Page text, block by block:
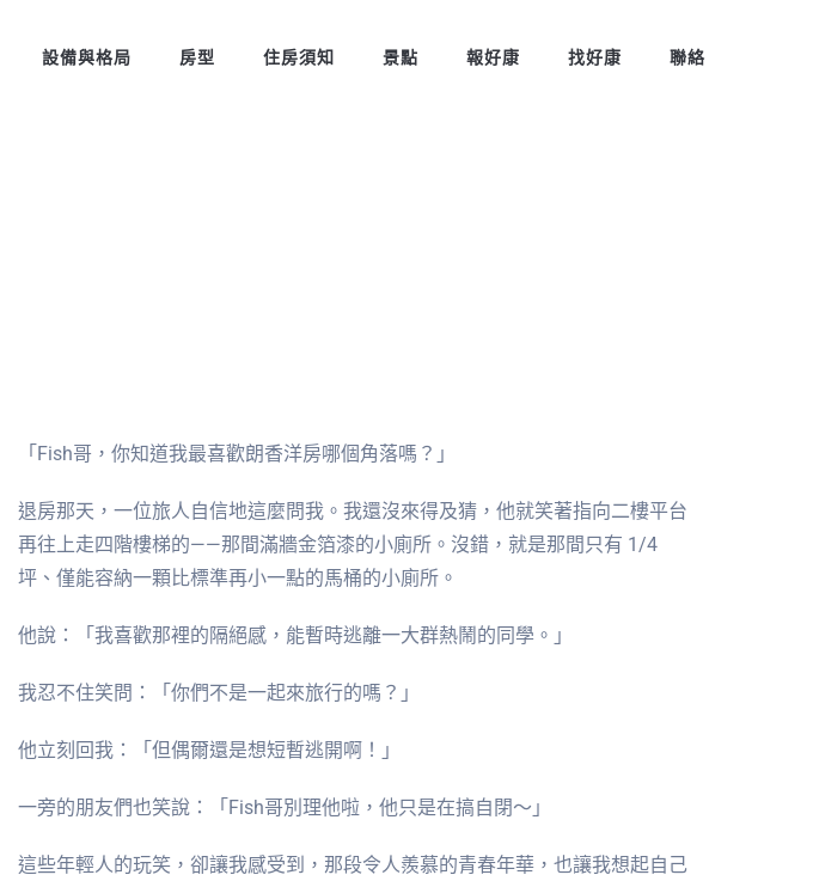
設備與格局 房型 住房須知 景點 報好康 找好康 聯絡
「Fish哥，你知道我最喜歡朗香洋房哪個角落嗎？」
退房那天，一位旅人自信地這麼問我。我還沒來得及猜，他就笑著指向二樓平台
再往上走四階樓梯的——那間滿牆金箔漆的小廁所。沒錯，就是那間只有 1/4
坪、僅能容納一顆比標準再小一點的馬桶的小廁所。
他說：「我喜歡那裡的隔絕感，能暫時逃離一大群熱鬧的同學。」
我忍不住笑問：「你們不是一起來旅行的嗎？」
他立刻回我：「但偶爾還是想短暫逃開啊！」
一旁的朋友們也笑說：「Fish哥別理他啦，他只是在搞自閉～」
這些年輕人的玩笑，卻讓我感受到，那段令人羨慕的青春年華，也讓我想起自己